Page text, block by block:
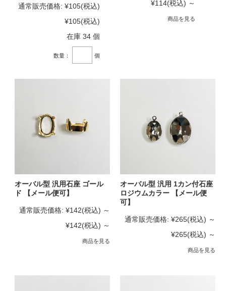
通常販売価格: ¥105(税込)
¥105(税込)
在庫 34 個
数量： 個
¥114(税込) ～
商品を見る
オーバル型 汎用石座 ゴール
ド 【メール便可】
通常販売価格: ¥142(税込) ～
¥142(税込) ～
商品を見る
オーバル型 汎用 1カン付石座
ロジウムカラー 【メール便
可】
通常販売価格: ¥265(税込) ～
¥265(税込) ～
商品を見る